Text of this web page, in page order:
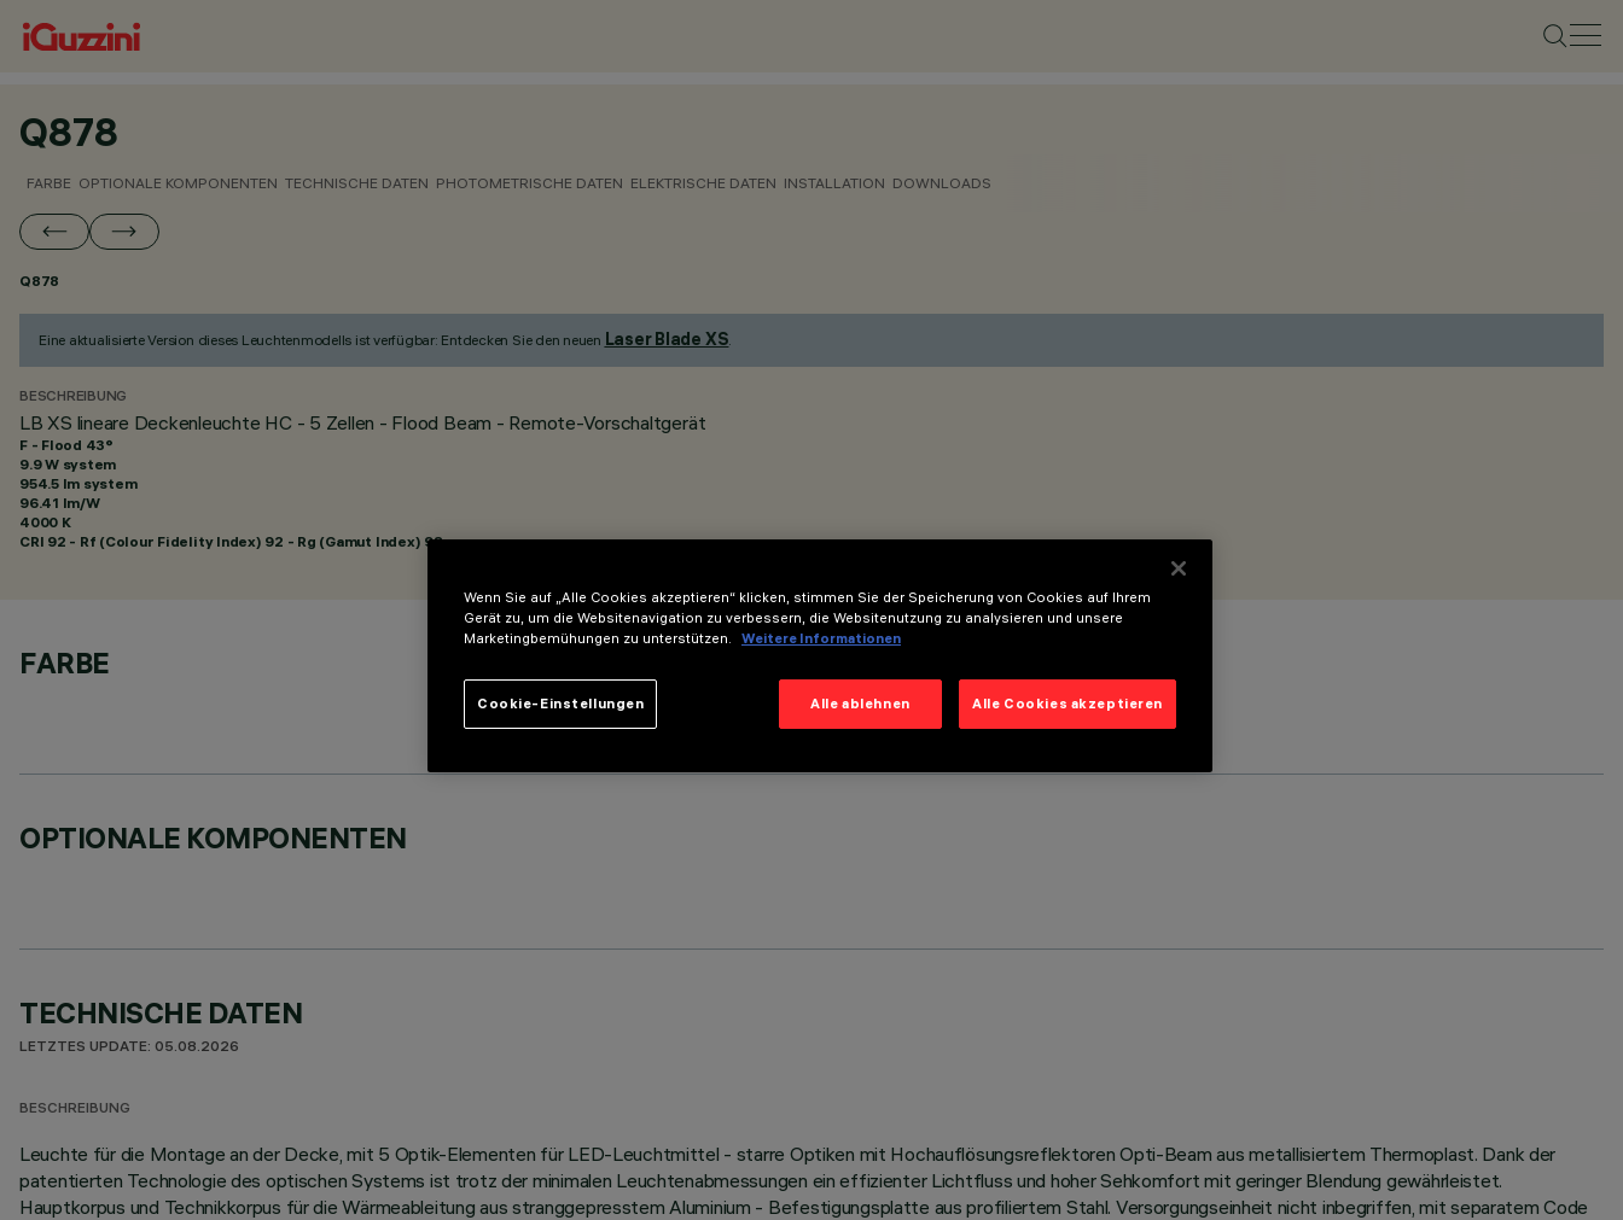
Q878
FARBE OPTIONALE KOMPONENTEN TECHNISCHE DATEN PHOTOMETRISCHE DATEN ELEKTRISCHE DATEN INSTALLATION DOWNLOADS
Q878
Eine aktualisierte Version dieses Leuchtenmodells ist verfügbar: Entdecken Sie den neuen Laser Blade XS.
BESCHREIBUNG
LB XS lineare Deckenleuchte HC - 5 Zellen - Flood Beam - Remote-Vorschaltgerät
F - Flood 43°
9.9 W system
954.5 lm system
96.41 lm/W
4000 K
CRI 92 - Rf (Colour Fidelity Index) 92 - Rg (Gamut Index) 98
FARBE
OPTIONALE KOMPONENTEN
TECHNISCHE DATEN
LETZTES UPDATE: 05.08.2026
BESCHREIBUNG
Leuchte für die Montage an der Decke, mit 5 Optik-Elementen für LED-Leuchtmittel - starre Optiken mit Hochauflösungsreflektoren Opti-Beam aus metallisiertem Thermoplast. Dank der
patentierten Technologie des optischen Systems ist trotz der minimalen Leuchtenabmessungen ein effizienter Lichtfluss und hoher Sehkomfort mit geringer Blendung gewährleistet.
Hauptkorpus und Technikkorpus für die Wärmeableitung aus stranggepresstem Aluminium - Befestigungsplatte aus profiliertem Stahl. Versorgungseinheit nicht inbegriffen, mit separatem Code
Wenn Sie auf „Alle Cookies akzeptieren“ klicken, stimmen Sie der Speicherung von Cookies auf Ihrem
Gerät zu, um die Websitenavigation zu verbessern, die Websitenutzung zu analysieren und unsere
Marketingbemühungen zu unterstützen.
Weitere Informationen
Alle ablehnen Alle Cookies akzeptieren
Cookie-Einstellungen